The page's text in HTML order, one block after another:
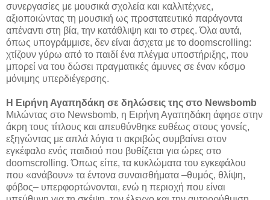
συνεργασίες με μουσικά σχολεία και καλλιτέχνες,
αξιοποιώντας τη μουσική ως προστατευτικό παράγοντα
απέναντι στη βία, την κατάθλιψη και το στρες. Όλα αυτά,
όπως υπογράμμισε, δεν είναι άσχετα με το doomscrolling:
χτίζουν γύρω από το παιδί ένα πλέγμα υποστήριξης, που
μπορεί να του δώσει πραγματικές άμυνες σε έναν κόσμο
μόνιμης υπερδιέγερσης.
Η Ειρήνη Αγαπηδάκη σε δηλώσεις της στο Newsbomb
Μιλώντας στο Newsbomb, η Ειρήνη Αγαπηδάκη άφησε στην
άκρη τους τίτλους και απευθύνθηκε ευθέως στους γονείς,
εξηγώντας με απλά λόγια τι ακριβώς συμβαίνει στον
εγκέφαλο ενός παιδιού που βυθίζεται για ώρες στο
doomscrolling. Όπως είπε, τα κυκλώματα του εγκεφάλου
που «ανάβουν» τα έντονα συναισθήματα –θυμός, θλίψη,
φόβος– υπερφορτώνονται, ενώ η περιοχή που είναι